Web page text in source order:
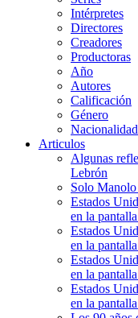
Intérpretes
Directores
Creadores
Productoras
Año
Autores
Calificación
Género
Nacionalidad
Articulos
Algunas
Lebrón
Solo Manolo
Estados
en la
Estados
en la
Estados
en la
Estados
en la